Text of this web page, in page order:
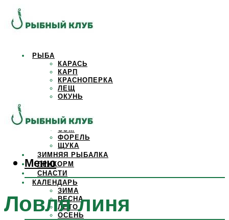
РЫБА
КАРАСЬ
КАРП
КРАСНОПЕРКА
ЛЕЩ
ОКУНЬ
САЗАН
СОМ
ФОРЕЛЬ
ЩУКА
ЗИМНЯЯ РЫБАЛКА
ПРИКОРМ
СНАСТИ
КАЛЕНДАРЬ
ЗИМА
ВЕСНА
ЛЕТО
ОСЕНЬ
Меню
Ловля линя